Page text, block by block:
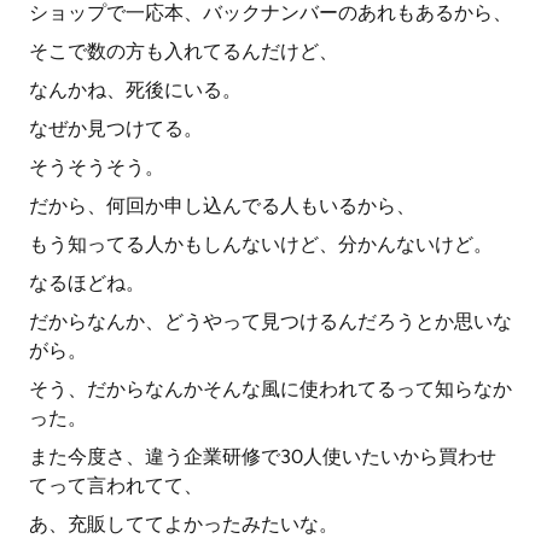
ショップで一応本、バックナンバーのあれもあるから、
そこで数の方も入れてるんだけど、
なんかね、死後にいる。
なぜか見つけてる。
そうそうそう。
だから、何回か申し込んでる人もいるから、
もう知ってる人かもしんないけど、分かんないけど。
なるほどね。
だからなんか、どうやって見つけるんだろうとか思いな
がら。
そう、だからなんかそんな風に使われてるって知らなか
った。
また今度さ、違う企業研修で30人使いたいから買わせ
てって言われてて、
あ、充販しててよかったみたいな。